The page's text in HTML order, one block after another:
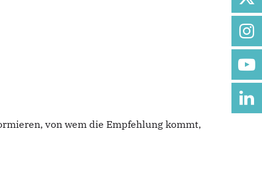
von wem die Empfehlung kommt,